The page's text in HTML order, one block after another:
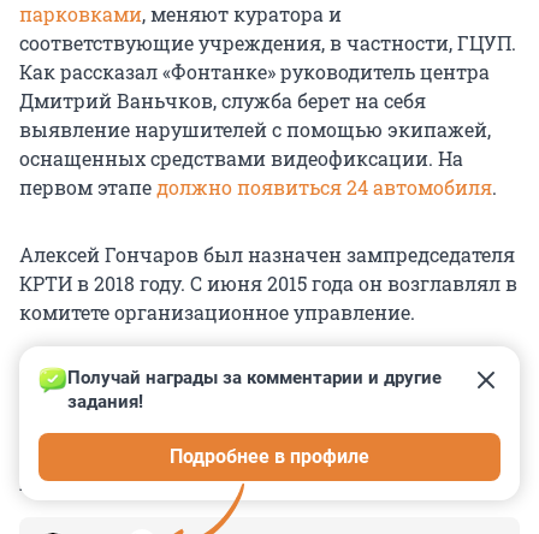
парковками, меняют куратора и
соответствующие учреждения, в частности, ГЦУП.
Как рассказал «Фонтанке» руководитель центра
Дмитрий Ваньчков, служба берет на себя
выявление нарушителей с помощью экипажей,
оснащенных средствами видеофиксации. На
первом этапедолжно появиться 24 автомобиля.
Алексей Гончаров был назначен зампредседателя
КРТИ в 2018 году. С июня 2015 года он возглавлял в
комитете организационное управление.
КОММЕНТАРИИ 1
Получай награды за комментарии и другие
задания!
Подробнее в профиле